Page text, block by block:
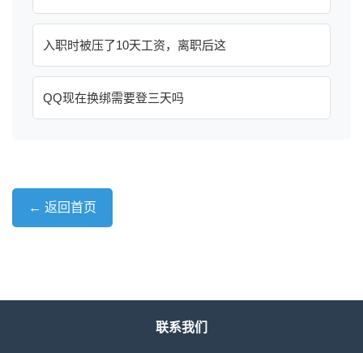
入职时被压了10天工资，离职后这
QQ现在换绑需要登三天吗
← 返回首页
联系我们